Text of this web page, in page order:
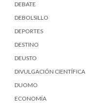
DEBATE
DEBOLSILLO
DEPORTES
DESTINO
DEUSTO
DIVULGACIÓN CIENTÍFICA
DUOMO
ECONOMÍA